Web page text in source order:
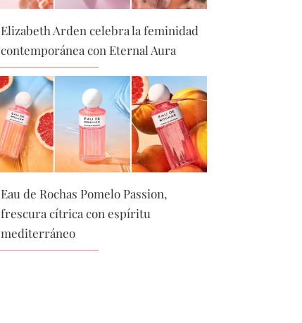
Elizabeth Arden celebra la feminidad
contemporánea con Eternal Aura
Eau de Rochas Pomelo Passion,
frescura cítrica con espíritu
mediterráneo